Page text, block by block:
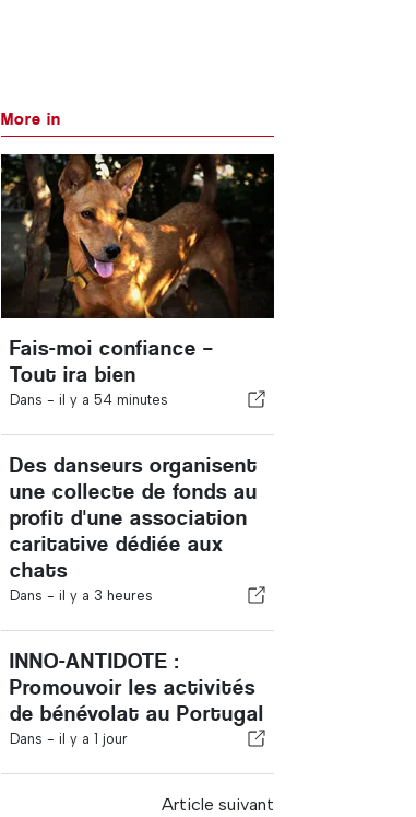
More in
Fais-moi confiance –
Tout ira bien
Dans - il y a 54 minutes
Des danseurs organisent
une collecte de fonds au
profit d'une association
caritative dédiée aux
chats
Dans - il y a 3 heures
INNO-ANTIDOTE :
Promouvoir les activités
de bénévolat au Portugal
Dans - il y a 1 jour
Article suivant